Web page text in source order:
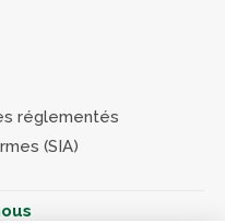
réglementés
(SIA)